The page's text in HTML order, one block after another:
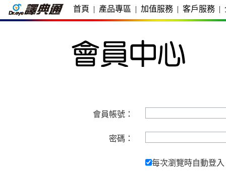
首頁 | 產品專區 | 加值服務 | 客戶服務 |
會員帳號：
密碼：
每次瀏覽時自動登入